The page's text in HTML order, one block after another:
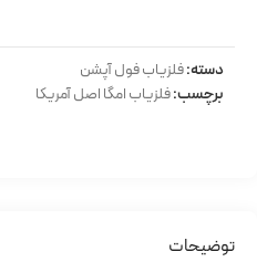
دسته:فلزیاب فول آپشن
برچسب:فلزیاب امگا اصل آمریکا
توضیحات